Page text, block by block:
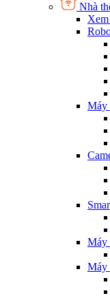
Nhà
Xem
Máy
Máy
Máy